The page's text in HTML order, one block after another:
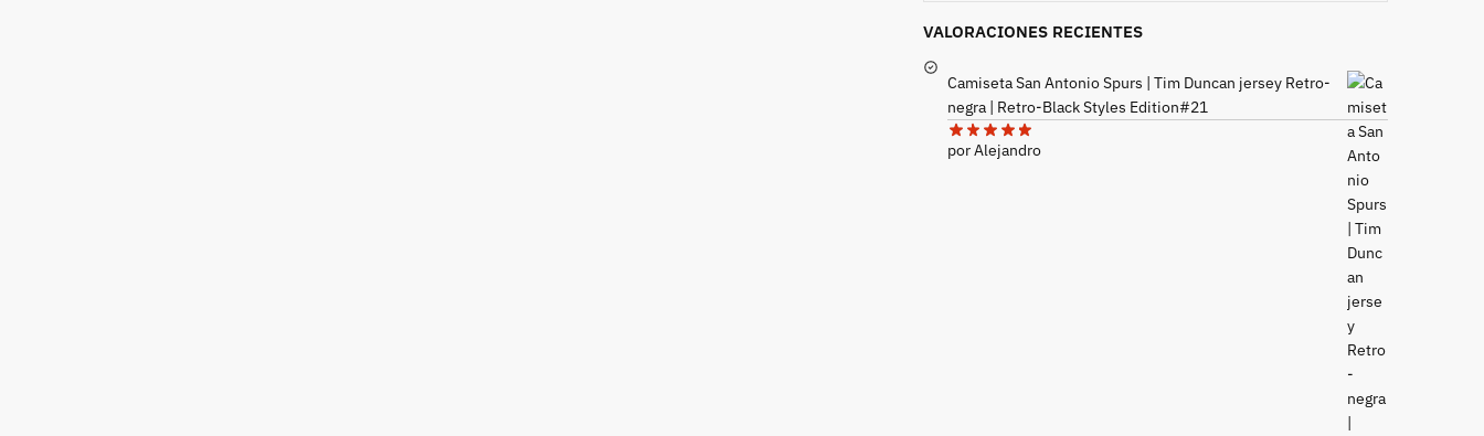
VALORACIONES RECIENTES
Camiseta San Antonio Spurs | Tim Duncan jersey Retro-
negra | Retro-Black Styles Edition#21
por Alejandro